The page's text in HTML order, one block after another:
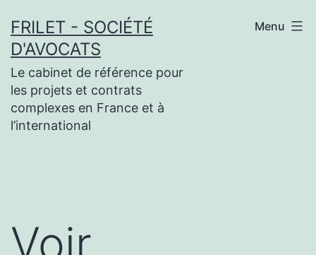
au
contenu
FRILET - SOCIÉTÉ
D'AVOCATS
Le cabinet de référence pour
les projets et contrats
complexes en France et à
l’international
Menu
Voir